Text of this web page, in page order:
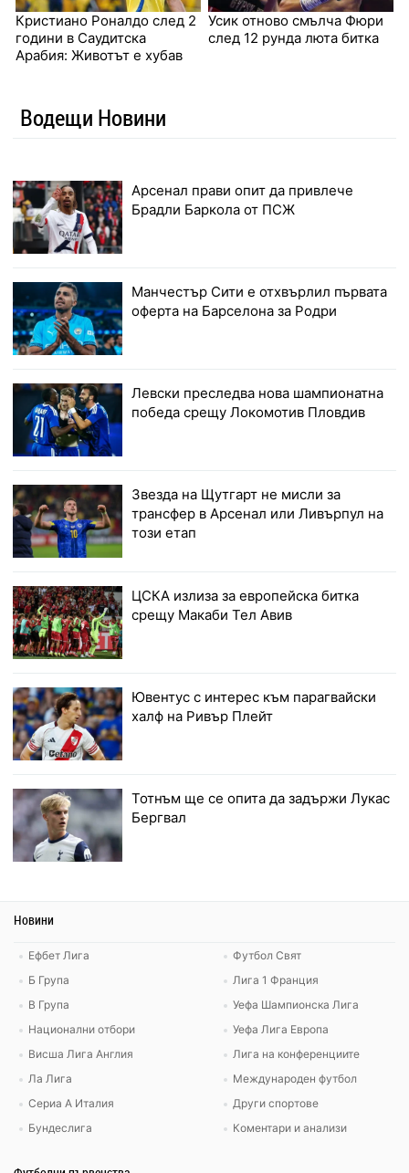
Кристиано Роналдо след 2
години в Саудитска
Арабия: Животът е хубав
Усик отново смълча Фюри
след 12 рунда люта битка
Водещи Новини
Арсенал прави опит да привлече
Брадли Баркола от ПСЖ
Манчестър Сити е отхвърлил първата
оферта на Барселона за Родри
Левски преследва нова шампионатна
победа срещу Локомотив Пловдив
Звезда на Щутгарт не мисли за
трансфер в Арсенал или Ливърпул на
този етап
ЦСКА излиза за европейска битка
срещу Макаби Тел Авив
Ювентус с интерес към парагвайски
халф на Ривър Плейт
Тотнъм ще се опита да задържи Лукас
Бергвал
Новини
Ефбет Лига
Б Група
В Група
Национални отбори
Висша Лига Англия
Ла Лига
Сериа А Италия
Бундеслига
Футбол Свят
Лига 1 Франция
Уефа Шампионска Лига
Уефа Лига Европа
Лига на конференциите
Международен футбол
Други спортове
Коментари и анализи